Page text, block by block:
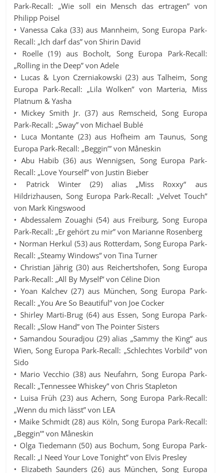
Park-Recall: „Wie soll ein Mensch das ertragen” von
Philipp Poisel
• Vanessa Caka (33) aus Mannheim, Song Europa Park-
Recall: „Ich darf das” von Shirin David
• Roelle (19) aus Bocholt, Song Europa Park-Recall:
„Rolling in the Deep” von Adele
• Lucas & Lyon Czerniakowski (23) aus Talheim, Song
Europa Park-Recall: „Lila Wolken” von Marteria, Miss
Platnum & Yasha
• Mickey Smith Jr. (37) aus Remscheid, Song Europa
Park-Recall: „Sway” von Michael Bublé
• Luca Montante (23) aus Hofheim am Taunus, Song
Europa Park-Recall: „Beggin’” von Måneskin
• Abu Habib (36) aus Wennigsen, Song Europa Park-
Recall: „Love Yourself” von Justin Bieber
• Patrick Winter (29) alias „Miss Roxxy“ aus
Hildrizhausen, Song Europa Park-Recall: „Velvet Touch”
von Mark Kingswood
• Abdessalem Zouaghi (54) aus Freiburg, Song Europa
Park-Recall: „Er gehört zu mir” von Marianne Rosenberg
• Norman Herkul (53) aus Rotterdam, Song Europa Park-
Recall: „Steamy Windows” von Tina Turner
• Christian Jährig (30) aus Reichertshofen, Song Europa
Park-Recall: „All By Myself” von Céline Dion
• Yoan Kalchev (27) aus München, Song Europa Park-
Recall: „You Are So Beautiful” von Joe Cocker
• Shirley Marti-Brug (64) aus Essen, Song Europa Park-
Recall: „Slow Hand” von The Pointer Sisters
• Samandou Souradjou (29) alias „Sammy the King“ aus
Wien, Song Europa Park-Recall: „Schlechtes Vorbild” von
Sido
• Mario Vecchio (38) aus Neufahrn, Song Europa Park-
Recall: „Tennessee Whiskey” von Chris Stapleton
• Luisa Früh (23) aus Achern, Song Europa Park-Recall:
„Wenn du mich lässt” von LEA
• Maike Schmidt (28) aus Köln, Song Europa Park-Recall:
„Beggin’” von Måneskin
• Olga Tiedemann (50) aus Bochum, Song Europa Park-
Recall: „I Need Your Love Tonight” von Elvis Presley
• Elizabeth Saunders (26) aus München, Song Europa